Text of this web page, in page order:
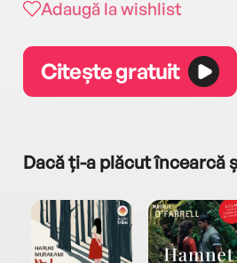
Adaugă la wishlist
Citește gratuit
Dacă ți-a plăcut încearcă